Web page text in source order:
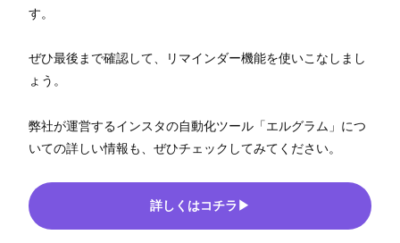
す。
ぜひ最後まで確認して、リマインダー機能を使いこなしまし
ょう。
弊社が運営するインスタの自動化ツール「エルグラム」につ
いての詳しい情報も、ぜひチェックしてみてください。
詳しくはコチラ▶